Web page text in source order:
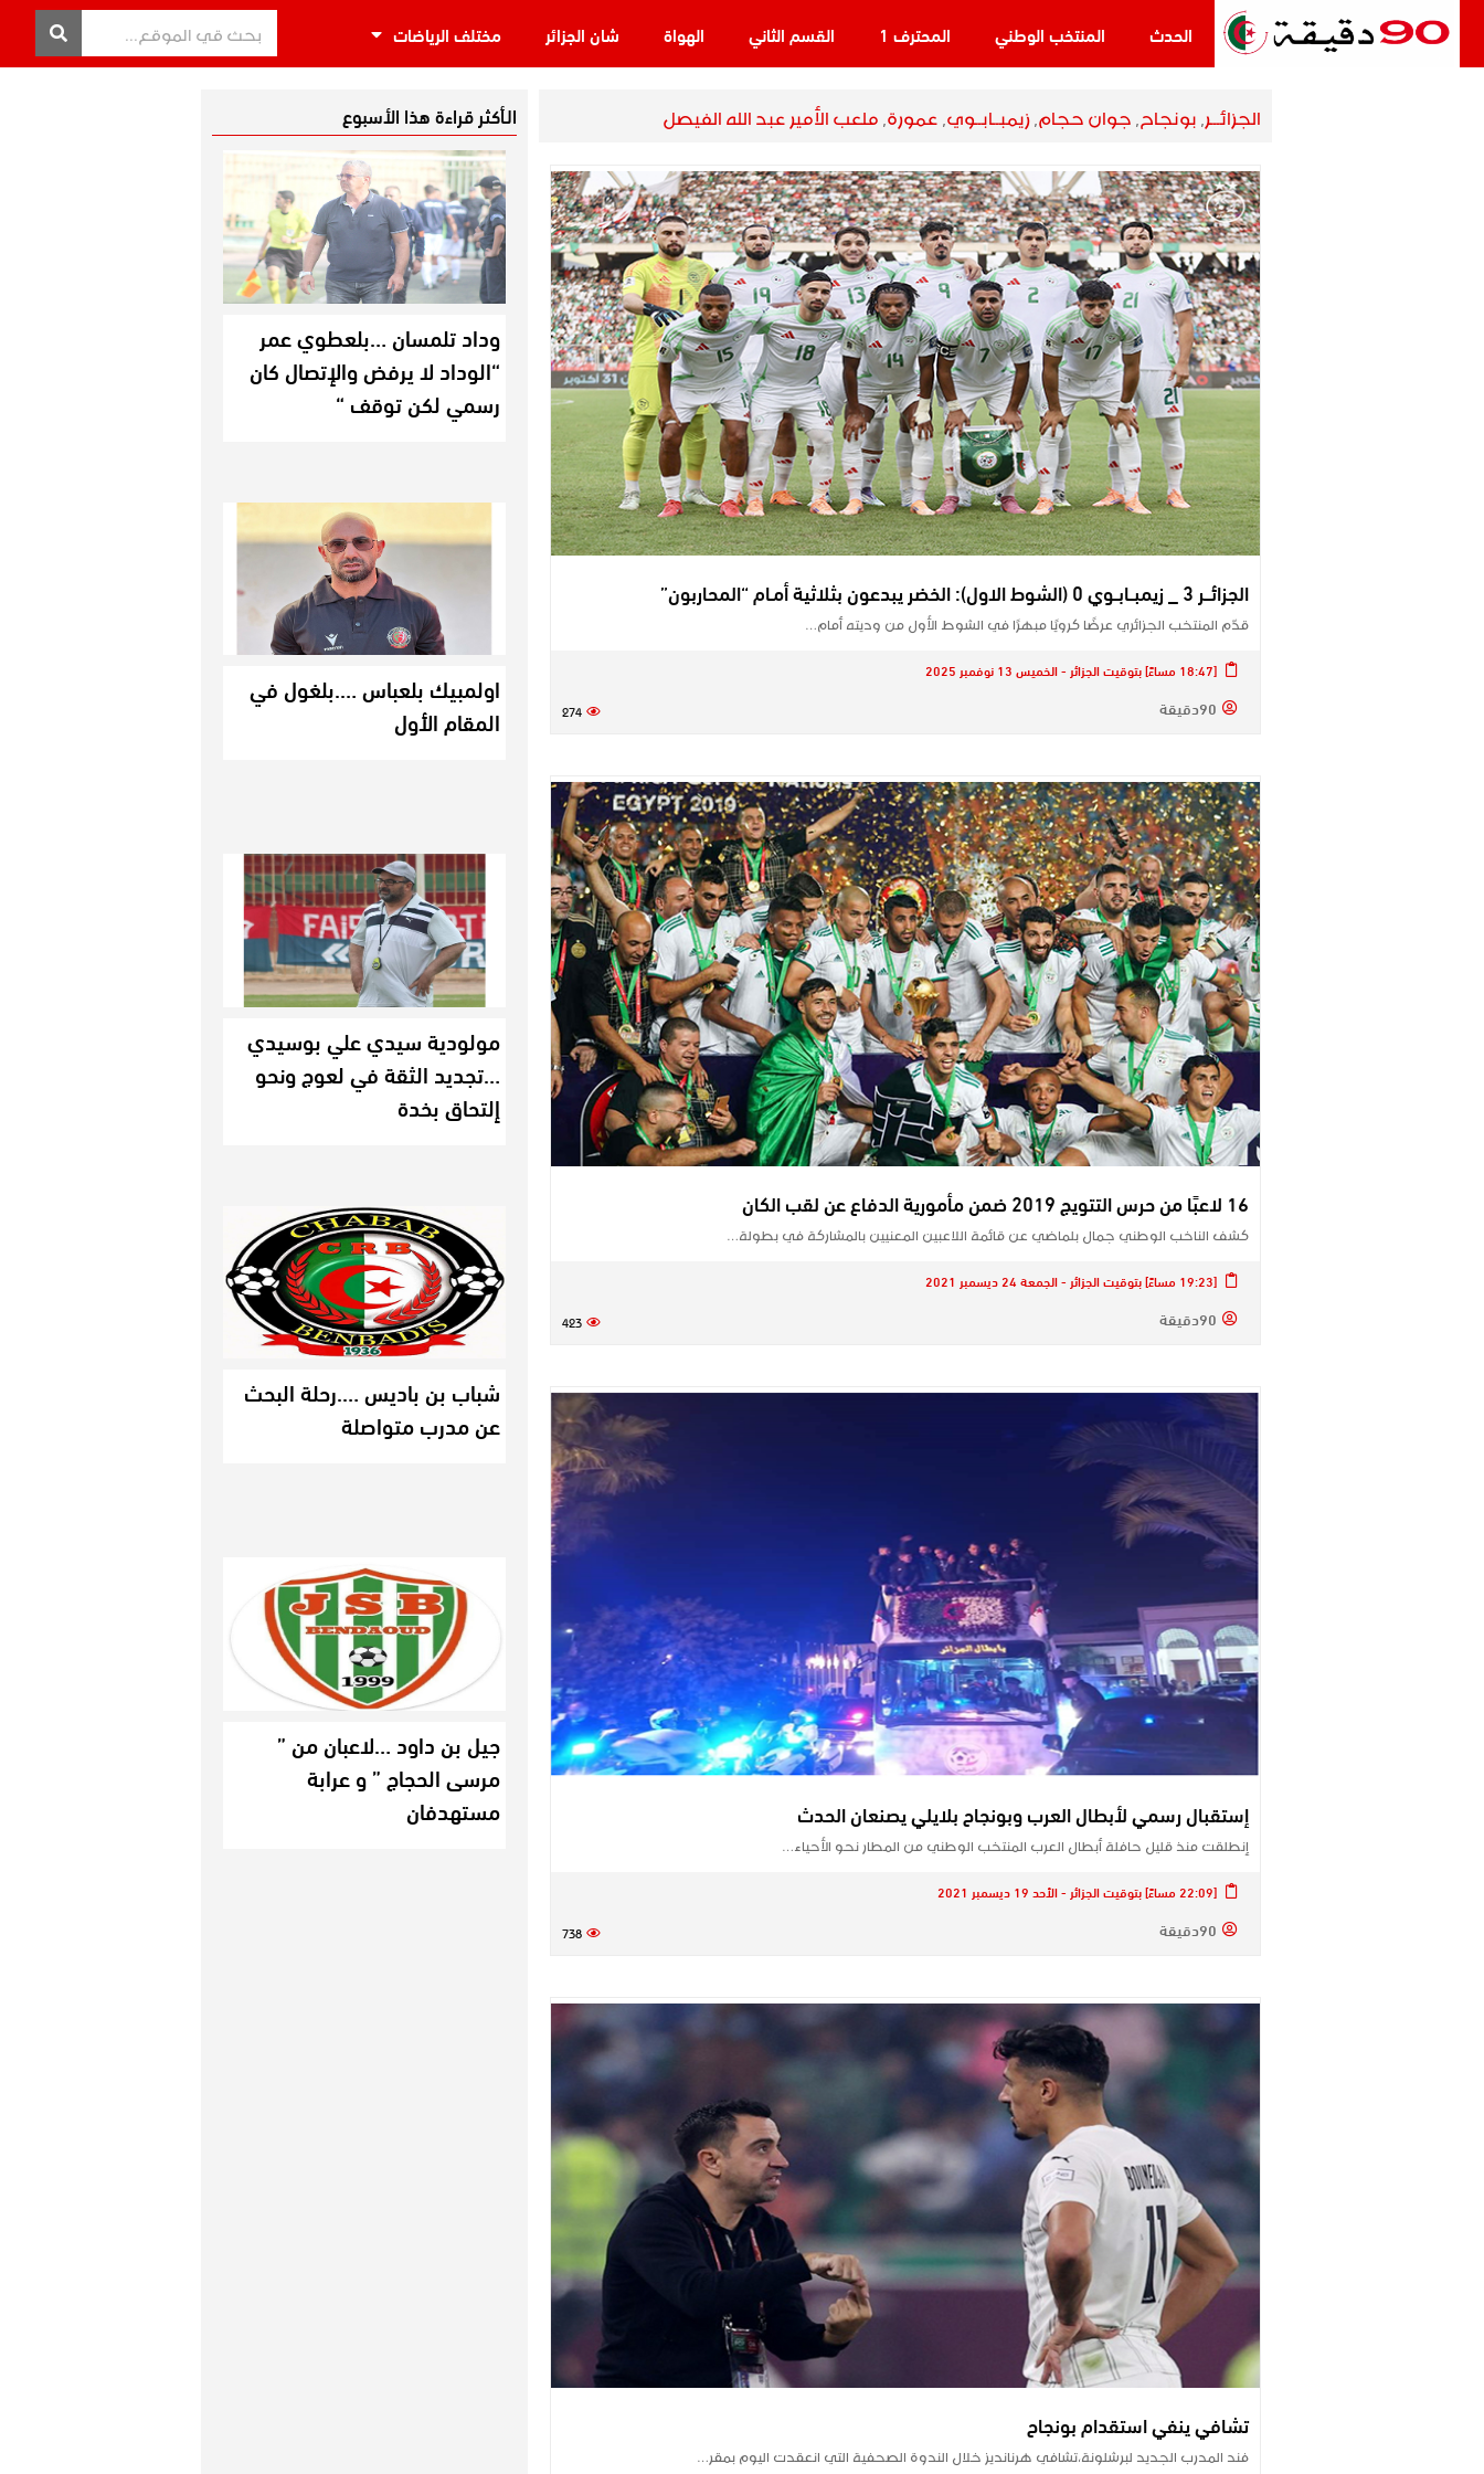
الحدث المنتخب الوطني المحترف 1 القسم الثاني الهواة شان الجزائر مختلف الرياضات
الجزائـــر,بونجاح,جوان حجام,زيمبــابــوي,عمورة,ملعب الأمير عبد الله الفيصل
الجزائـــر 3 _ زيمبــابــوي 0 (الشوط الاول): الخضر يبدعون بثلاثية أمـام “المحاربون”
قدّم المنتخب الجزائري عرضًا كرويًا مبهرًا في الشوط الأول من وديته أمام…
[18:47 مساءً] بتوقيت الجزائر - الخميس 13 نوفمبر 2025
90دقيقة 274
16 لاعبًا من حرس التتويج 2019 ضمن مأمورية الدفاع عن لقب الكان
كشف الناخب الوطني جمال بلماضي عن قائمة اللاعبين المعنيين بالمشاركة في بطولة…
[19:23 مساءً] بتوقيت الجزائر - الجمعة 24 ديسمبر 2021
90دقيقة 423
إستقبال رسمي لأبطال العرب وبونجاح بلايلي يصنعان الحدث
إنطلقت منذ قليل حافلة أبطال العرب المنتخب الوطني من المطار نحو الأحياء…
[22:09 مساءً] بتوقيت الجزائر - الأحد 19 ديسمبر 2021
90دقيقة 738
تشافي ينفي استقدام بونجاح
فند المدرب الجديد لبرشلونة،تشافي هرنانديز خلال الندوة الصحفية التي انعقدت اليوم بمقر…
الـأكثر قراءة هذا الأسبوع
وداد تلمسان …بلعطوي عمر
“الوداد لا يرفض والإتصال كان
رسمي لكن توقف “
اولمبيك بلعباس ….بلغول في
المقام الأول
مولودية سيدي علي بوسيدي
…تجديد الثقة في لعوج ونحو
إلتحاق بخدة
شباب بن باديس ….رحلة البحث
عن مدرب متواصلة
جيل بن داود …لاعبان من ”
مرسى الحجاج ” و عرابة
مستهدفان